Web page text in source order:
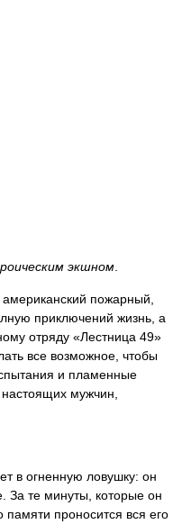
экшном
пожарный,
приключений жизнь, а
отряду «Лестница 49»
все возможное, чтобы
и пламенные
мужчин,
в огненную ловушку: он
За те минуты, которые он
памяти проносится вся его